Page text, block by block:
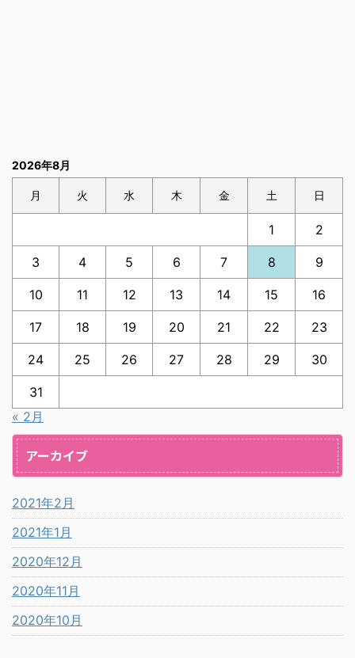
2026年8月
月 火 水 木 金 土 日
1 2
3 4 5 6 7 8 9
10 11 12 13 14 15 16
17 18 19 20 21 22 23
24 25 26 27 28 29 30
31
« 2月
アーカイブ
2021年2月
2021年1月
2020年12月
2020年11月
2020年10月